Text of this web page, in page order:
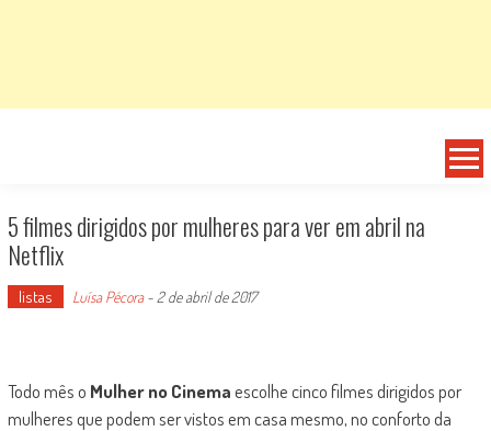
5 filmes dirigidos por mulheres para ver em abril na
Netflix
listas Luísa Pécora- 2 de abril de 2017
Todo mês o Mulher no Cinemaescolhe cinco filmes dirigidos por
mulheres que podem ser vistos em casa mesmo, no conforto da